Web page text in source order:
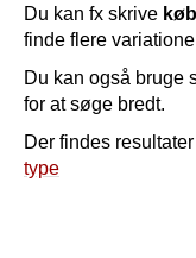
Du kan fx skrive
finde flere
Du kan også bruge
for at søge bredt.
Der findes
type